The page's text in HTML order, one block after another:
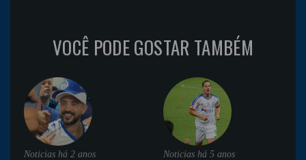
VOCÊ PODE GOSTAR TAMBÉM
Noticias há 2 anos Noticias há 5 anos